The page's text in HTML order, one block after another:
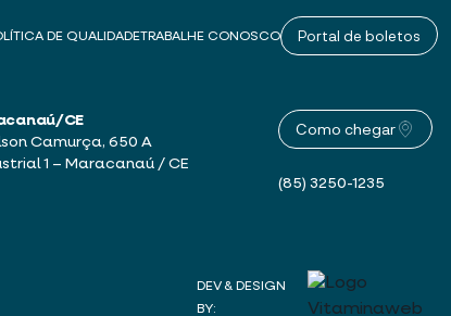
DE QUALIDADETRABALHE CONOSCO Portal de boletos
CE
Camurça, 650 A
1 – Maracanaú / CE
Como chegar
(85) 3250-1235
DEV & DESIGN
BY: